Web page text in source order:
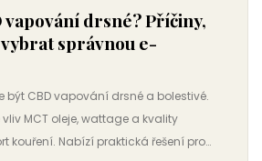
vapování drsné? Příčiny,
správnou e-
být CBD vapování drsné a bolestivé.
MCT oleje, wattage a kvality
kouření. Nabízí praktická řešení pro